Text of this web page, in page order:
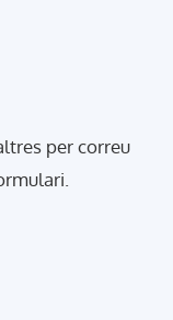
per correu